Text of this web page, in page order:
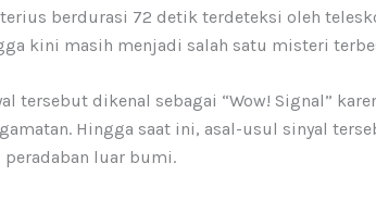
berdurasi 72 detik terdeteksi oleh
kini masih menjadi salah satu misteri
tersebut dikenal sebagai “Wow! Signal”
Hingga saat ini, asal-usul sinyal
peradaban luar bumi.